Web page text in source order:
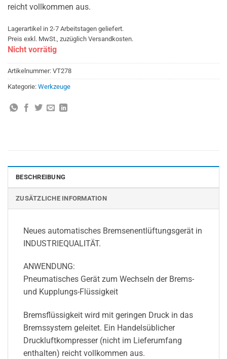
reicht vollkommen aus.
Lagerartikel in 2-7 Arbeitstagen geliefert.
Preis exkl. MwSt., zuzüglich Versandkosten.
Nicht vorrätig
Artikelnummer: VT278
Kategorie: Werkzeuge
BESCHREIBUNG
ZUSÄTZLICHE INFORMATION
Neues automatisches Bremsenentlüftungsgerät in
INDUSTRIEQUALITÄT.
ANWENDUNG:
Pneumatisches Gerät zum Wechseln der Brems-
und Kupplungs-Flüssigkeit
Bremsflüssigkeit wird mit geringen Druck in das
Bremssystem geleitet. Ein Handelsüblicher
Druckluftkompresser (nicht im Lieferumfang
enthalten) reicht vollkommen aus.